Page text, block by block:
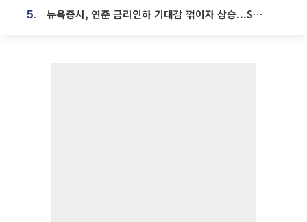
5. 뉴욕증시, 연준 금리인하 기대감 꺾이자 상승...S&P500 사상 최고치 [종합]